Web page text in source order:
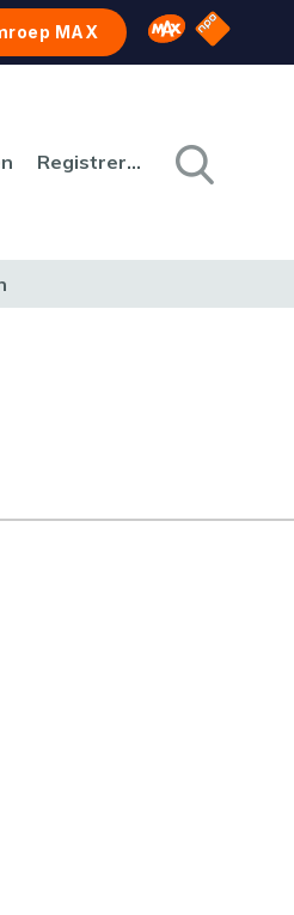
MAX Omroep MAX
NPO
Registreren